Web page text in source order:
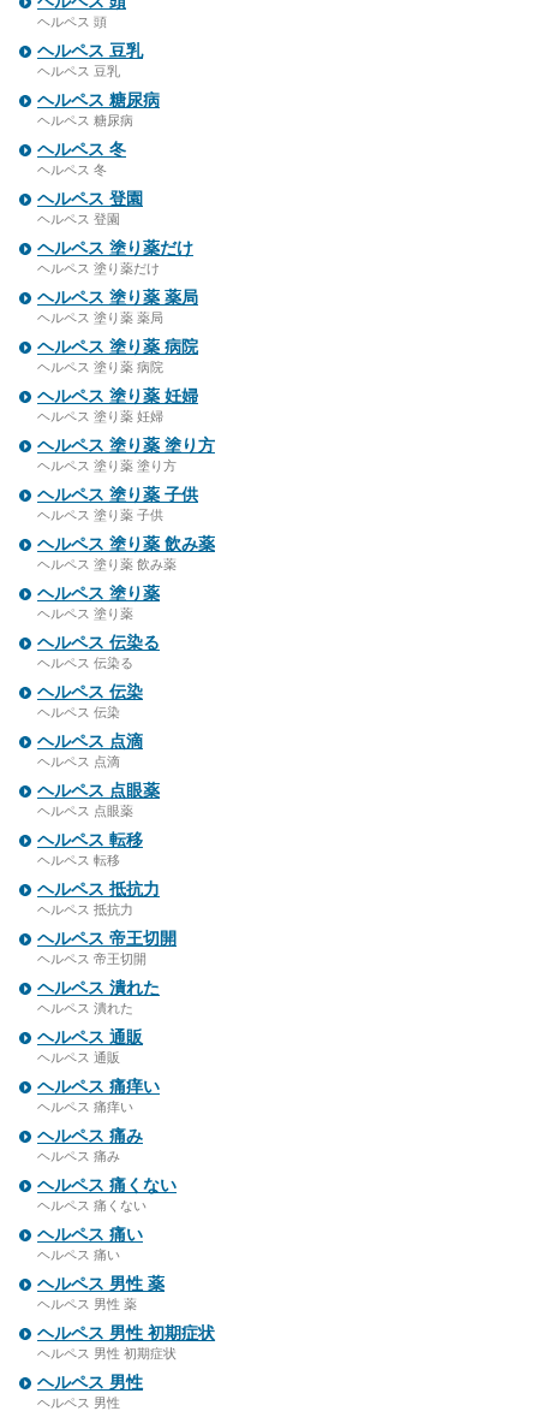
ヘルペス 頭
ヘルペス 豆乳
ヘルペス 豆乳
ヘルペス 糖尿病
ヘルペス 糖尿病
ヘルペス 冬
ヘルペス 冬
ヘルペス 登園
ヘルペス 登園
ヘルペス 塗り薬だけ
ヘルペス 塗り薬だけ
ヘルペス 塗り薬 薬局
ヘルペス 塗り薬 薬局
ヘルペス 塗り薬 病院
ヘルペス 塗り薬 病院
ヘルペス 塗り薬 妊婦
ヘルペス 塗り薬 妊婦
ヘルペス 塗り薬 塗り方
ヘルペス 塗り薬 塗り方
ヘルペス 塗り薬 子供
ヘルペス 塗り薬 子供
ヘルペス 塗り薬 飲み薬
ヘルペス 塗り薬 飲み薬
ヘルペス 塗り薬
ヘルペス 塗り薬
ヘルペス 伝染る
ヘルペス 伝染る
ヘルペス 伝染
ヘルペス 伝染
ヘルペス 点滴
ヘルペス 点滴
ヘルペス 点眼薬
ヘルペス 点眼薬
ヘルペス 転移
ヘルペス 転移
ヘルペス 抵抗力
ヘルペス 抵抗力
ヘルペス 帝王切開
ヘルペス 帝王切開
ヘルペス 潰れた
ヘルペス 潰れた
ヘルペス 通販
ヘルペス 通販
ヘルペス 痛痒い
ヘルペス 痛痒い
ヘルペス 痛み
ヘルペス 痛み
ヘルペス 痛くない
ヘルペス 痛くない
ヘルペス 痛い
ヘルペス 痛い
ヘルペス 男性 薬
ヘルペス 男性 薬
ヘルペス 男性 初期症状
ヘルペス 男性 初期症状
ヘルペス 男性
ヘルペス 男性